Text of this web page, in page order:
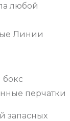
любой
Линии
бокс
перчатки
запасных